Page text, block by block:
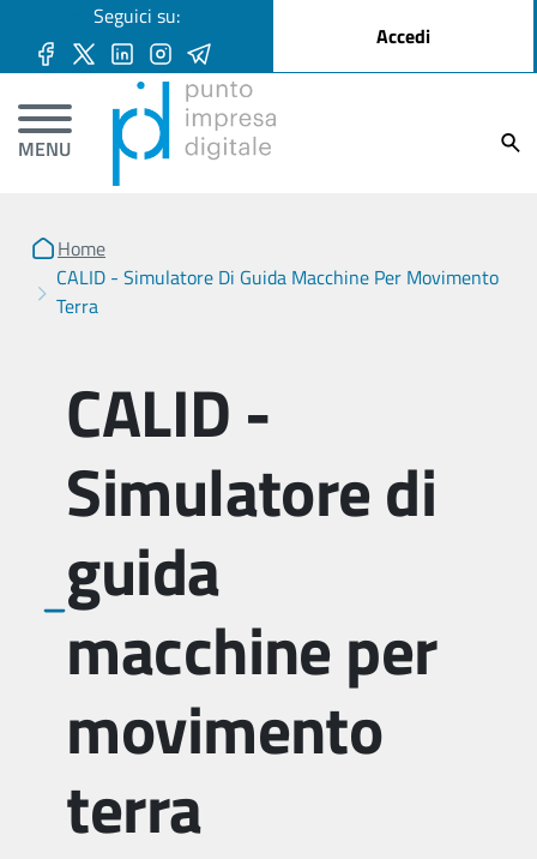
Seguici su: User account menu
Accedi
MENU
Home
CALID - Simulatore Di Guida Macchine Per Movimento
Terra
CALID -
Simulatore di
guida
macchine per
movimento
terra